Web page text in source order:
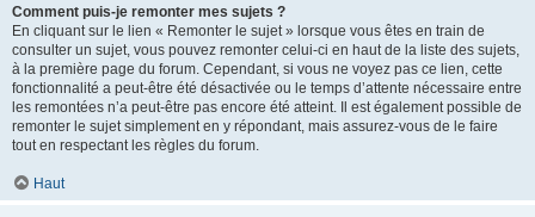
Comment puis-je remonter mes sujets ?
En cliquant sur le lien « Remonter le sujet » lorsque vous êtes en train de
consulter un sujet, vous pouvez remonter celui-ci en haut de la liste des sujets,
à la première page du forum. Cependant, si vous ne voyez pas ce lien, cette
fonctionnalité a peut-être été désactivée ou le temps d’attente nécessaire entre
les remontées n’a peut-être pas encore été atteint. Il est également possible de
remonter le sujet simplement en y répondant, mais assurez-vous de le faire
tout en respectant les règles du forum.
Haut